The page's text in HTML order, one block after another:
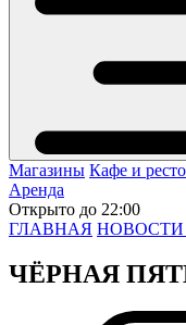
Магазины Кафе и
Аренда
Открыто до 22:00
ГЛАВНАЯ
ЧЁРНАЯ